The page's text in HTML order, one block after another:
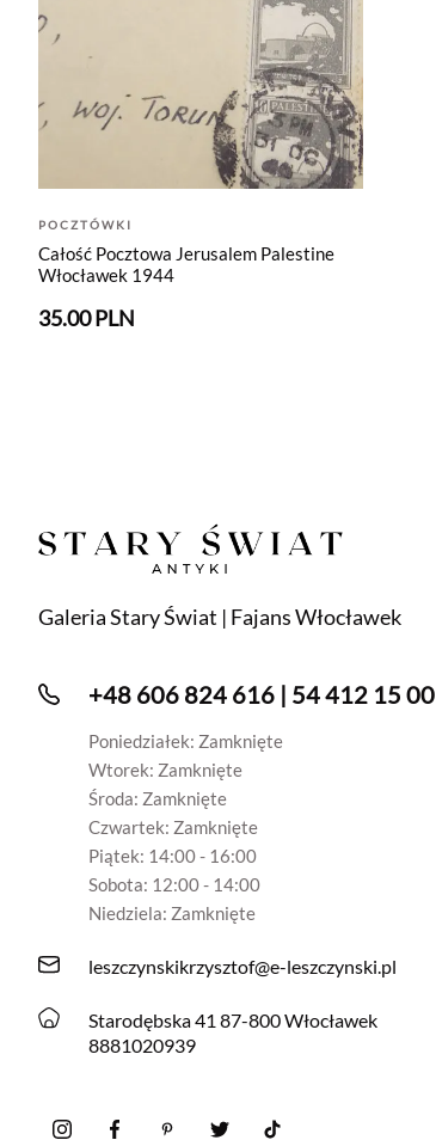
POCZTÓWKI
Całość Pocztowa Jerusalem Palestine
Włocławek 1944
35.00 PLN
Galeria Stary Świat | Fajans Włocławek
+48 606 824 616 | 54 412 15 00
Poniedziałek: Zamknięte
Wtorek: Zamknięte
Środa: Zamknięte
Czwartek: Zamknięte
Piątek: 14:00 - 16:00
Sobota: 12:00 - 14:00
Niedziela: Zamknięte
leszczynskikrzysztof@e-leszczynski.pl
Starodębska 41 87-800 Włocławek
8881020939